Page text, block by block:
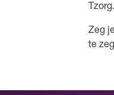
Tzorg.
Zeg
te